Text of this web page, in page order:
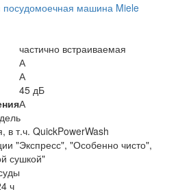
посудомоечная машина Miele
частично встраиваемая
А
А
45 дБ
А
в т.ч. QuickPowerWash
"Экспресс", "Особенно чисто",
сушкой"
ч